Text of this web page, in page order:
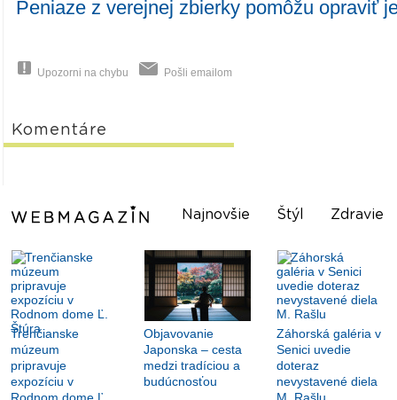
Peniaze z verejnej zbierky pomôžu opraviť
Upozorni na chybu Pošli emailom
Komentáre
Najnovšie Štýl Zdravie
Trenčianske
múzeum
pripravuje
expozíciu v
Rodnom dome Ľ.
Objavovanie
Japonska – cesta
medzi tradíciou a
budúcnosťou
Záhorská galéria v
Senici uvedie
doteraz
nevystavené diela
M. Rašlu